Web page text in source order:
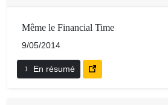
Même le Financial Time
9/05/2014
En résumé